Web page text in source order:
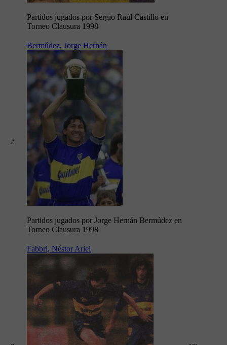
Partidos jugados por Sergio Raúl Castillo en
Torneo Clausura 1998
2
Bermúdez, Jorge Hernán
Partidos jugados por Jorge Hernán Bermúdez en
Torneo Clausura 1998
Fabbri, Néstor Ariel